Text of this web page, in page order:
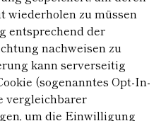
wiederholen zu müssen
entsprechend der
nachweisen zu
kann serverseitig
(sogenanntes Opt-In-
vergleichbarer
um die Einwilligung